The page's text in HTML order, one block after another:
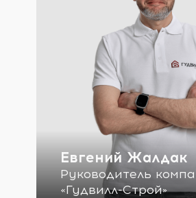
Евгений Жалдак
Руководитель
«Гудвилл-Строй»